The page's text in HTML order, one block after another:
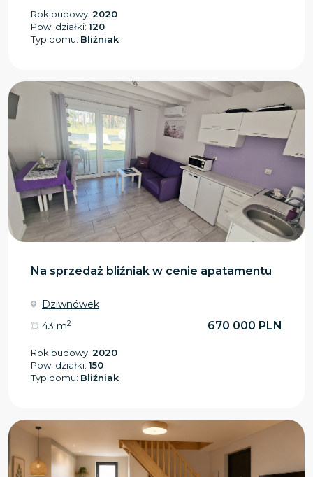
Rok budowy: 2020
Pow. działki: 120
Typ domu: Bliźniak
Na sprzedaż bliźniak w cenie apatamentu
Dziwnówek
43 m2 670 000 PLN
Rok budowy: 2020
Pow. działki: 150
Typ domu: Bliźniak